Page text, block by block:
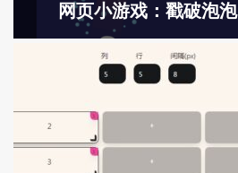
网页小游戏：戳破泡泡